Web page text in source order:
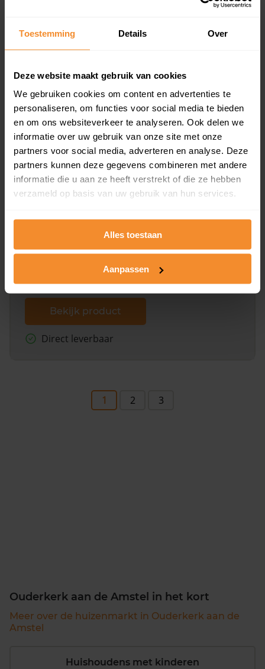
Toestemming Details Over
Deze website maakt gebruik van cookies
We gebruiken cookies om content en advertenties te
personaliseren, om functies voor social media te bieden
en om ons websiteverkeer te analyseren. Ook delen we
informatie over uw gebruik van onze site met onze
partners voor social media, adverteren en analyse. Deze
partners kunnen deze gegevens combineren met andere
informatie die u aan ze heeft verstrekt of die ze hebben
verzameld op basis van uw gebruik van hun services.
Alles toestaan
Aanpassen
inclusief een jaar lang gratis updates van nieuwe
koopsommen.
Bekijk product
Direct leverbaar
Kadastrale kaart pakket
Een uitgebreid overzicht van het perceel en
omliggende percelen met de kadastrale erfgrenzen,
dit inclusief de luchtfoto!
Bekijk product
Direct leverbaar
1 2 3
Ouderkerk aan de Amstel in het kort
Meer over de huizenmarkt in Ouderkerk aan de
Amstel
Huishoudens met kinderen